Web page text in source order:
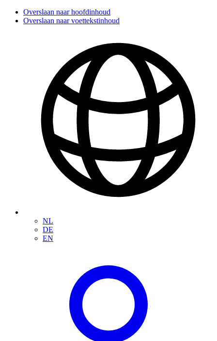
Overslaan naar hoofdinhoud
Overslaan naar voettekstinhoud
NL
DE
EN